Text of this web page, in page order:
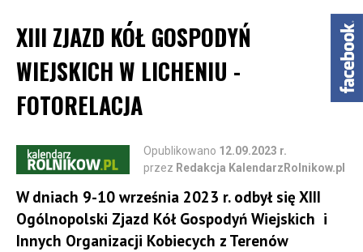
XIII ZJAZD KÓŁ GOSPODYŃ
WIEJSKICH W LICHENIU -
FOTORELACJA
Opublikowano 12.09.2023 r.
przez Redakcja KalendarzRolnikow.pl
W dniach 9-10 września 2023 r. odbył się XIII
Ogólnopolski Zjazd Kół Gospodyń Wiejskich i
Innych Organizacji Kobiecych z Terenów